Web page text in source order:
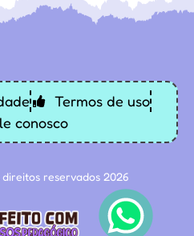
Termos de uso
conosco
direitos reservados 2026